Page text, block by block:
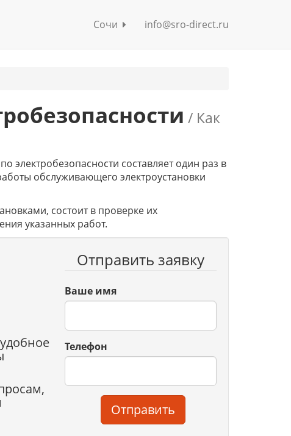
Сочи info@sro-direct.ru
/ Как
электробезопасности составляет один раз в
обслуживающего электроустановки
состоит в проверке их
указанных работ.
Отправить заявку
Ваше имя
Телефон
Отправить